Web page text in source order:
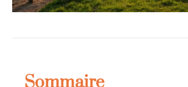
Sommaire